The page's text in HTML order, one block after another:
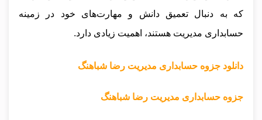
که به دنبال تعمیق دانش و مهارت‌های خود در زمینه
حسابداری مدیریت هستند، اهمیت زیادی دارد.
دانلود جزوه حسابداری مدیریت رضا شباهنگ
جزوه حسابداری مدیریت رضا شباهنگ